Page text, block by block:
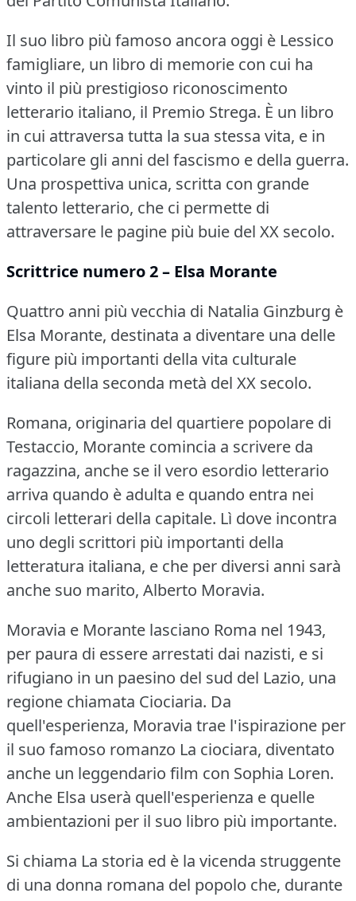
Il suo libro più famoso ancora oggi è Lessico
famigliare, un libro di memorie con cui ha
vinto il più prestigioso riconoscimento
letterario italiano, il Premio Strega. È un libro
in cui attraversa tutta la sua stessa vita, e in
particolare gli anni del fascismo e della guerra.
Una prospettiva unica, scritta con grande
talento letterario, che ci permette di
attraversare le pagine più buie del XX secolo.
Scrittrice numero 2 – Elsa Morante
Quattro anni più vecchia di Natalia Ginzburg è
Elsa Morante, destinata a diventare una delle
figure più importanti della vita culturale
italiana della seconda metà del XX secolo.
Romana, originaria del quartiere popolare di
Testaccio, Morante comincia a scrivere da
ragazzina, anche se il vero esordio letterario
arriva quando è adulta e quando entra nei
circoli letterari della capitale. Lì dove incontra
uno degli scrittori più importanti della
letteratura italiana, e che per diversi anni sarà
anche suo marito, Alberto Moravia.
Moravia e Morante lasciano Roma nel 1943,
per paura di essere arrestati dai nazisti, e si
rifugiano in un paesino del sud del Lazio, una
regione chiamata Ciociaria. Da
quell'esperienza, Moravia trae l'ispirazione per
il suo famoso romanzo La ciociara, diventato
anche un leggendario film con Sophia Loren.
Anche Elsa userà quell'esperienza e quelle
ambientazioni per il suo libro più importante.
Si chiama La storia ed è la vicenda struggente
di una donna romana del popolo che, durante